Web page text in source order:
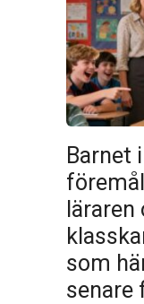
Barnet
läraren
som
senare